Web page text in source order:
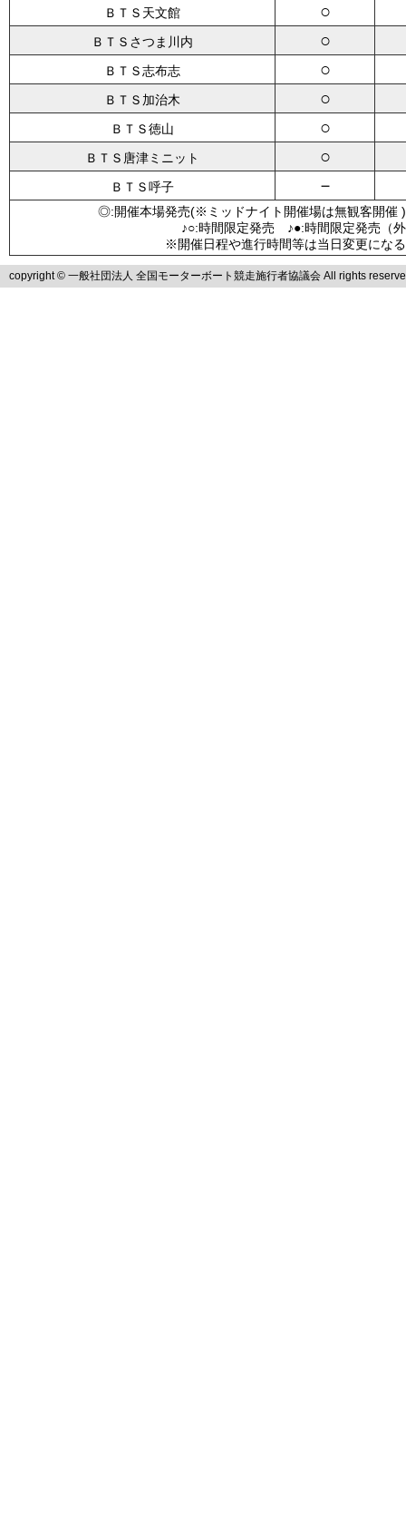
ＢＴＳ天文館 ○
ＢＴＳさつま川内 ○
ＢＴＳ志布志 ○
ＢＴＳ加治木 ○
ＢＴＳ徳山 ○
ＢＴＳ唐津ミニット ○
ＢＴＳ呼子 －
◎:開催本場発売(※ミッドナイト開催場は無観客
♪○:時間限定発売 ♪●:時間限定発売
※開催日程や進行時間等は当日変更にな
copyright © 一般社団法人 全国モーターボート競走施行者協議会 All rights